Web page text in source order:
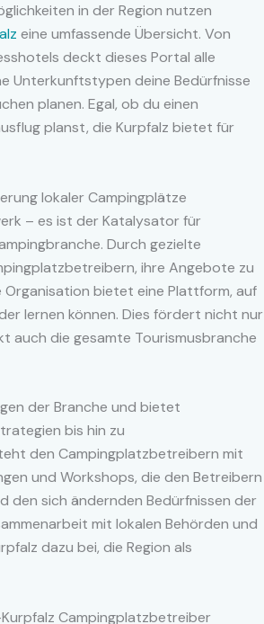
in der Region nutzen
eine umfassende Übersicht. Von
deckt dieses Portal alle
Unterkunftstypen deine Bedürfnisse
planen. Egal, ob du einen
planst, die Kurpfalz bietet für
lokaler Campingplätze
– es ist der Katalysator für
Durch gezielte
ihre Angebote zu
bietet eine Plattform, auf
lernen können. Dies fördert nicht nur
auch die gesamte Tourismusbranche
der Branche und bietet
bis hin zu
den Campingplatzbetreibern mit
und Workshops, die den Betreibern
den sich ändernden Bedürfnissen der
mit lokalen Behörden und
dazu bei, die Region als
Campingplatzbetreiber